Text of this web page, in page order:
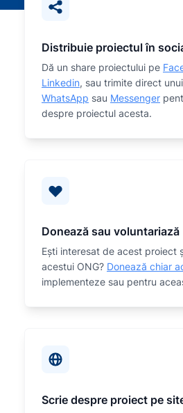
Distribuie proiectul în
Dă un share proiectului pe
Linkedin, sau trimite direct
WhatsApp sau Messenger
despre proiectul acesta.
Donează sau voluntariază
Eşti interesat de acest proiect
acestui ONG? Donează chiar
implementeze sau pentru
Scrie despre proiect pe